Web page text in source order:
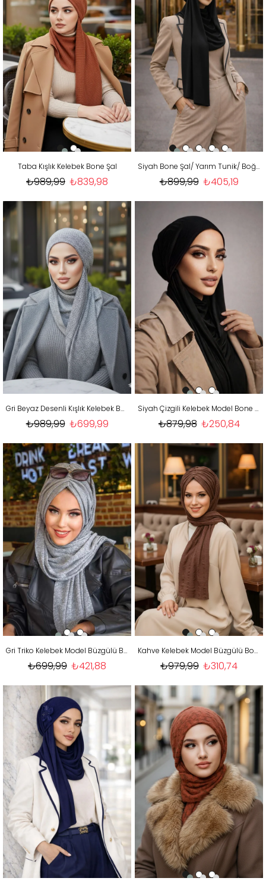
Taba Kışlık Kelebek Bone Şal
₺839,98
₺989,99
Siyah Bone Şal/ Yarım Tunik/ Boğazlı Panço
₺405,19
₺899,99
Gri Beyaz Desenli Kışlık Kelebek Bone Şal
₺699,99
₺989,99
Siyah Çizgili Kelebek Model Bone Şal
₺250,84
₺879,98
Gri Triko Kelebek Model Büzgülü Bone Şal
₺421,88
₺699,99
Kahve Kelebek Model Büzgülü Bone Şal
₺310,74
₺979,99